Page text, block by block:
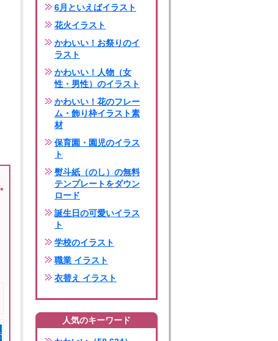
6月といえばイラスト
花火イラスト
かわいい！お祭りのイ
ラスト
かわいい！人物（女
性・男性）のイラスト
かわいい！花のフレー
ム・飾り枠イラスト素
材
保育園・園児のイラス
ト
熨斗紙（のし）の無料
テンプレートをダウン
ロード
誕生日の可愛いイラス
ト
学校のイラスト
職業 イラスト
衣替え イラスト
人気のキーワード